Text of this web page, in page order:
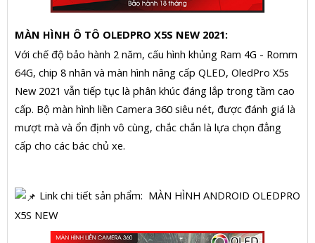
MÀN HÌNH Ô TÔ OLEDPRO X5S NEW 2021:
Với chế độ bảo hành 2 năm, cấu hình khủng Ram 4G - Romm
64G, chip 8 nhân và màn hình nâng cấp QLED, OledPro X5s
New 2021 vẫn tiếp tục là phân khúc đáng lắp trong tầm cao
cấp. Bộ màn hình liền Camera 360 siêu nét, được đánh giá là
mượt mà và ổn định vô cùng, chắc chắn là lựa chọn đẳng
cấp cho các bác chủ xe.
Link chi tiết sản phẩm: MÀN HÌNH ANDROID OLEDPRO
X5S NEW